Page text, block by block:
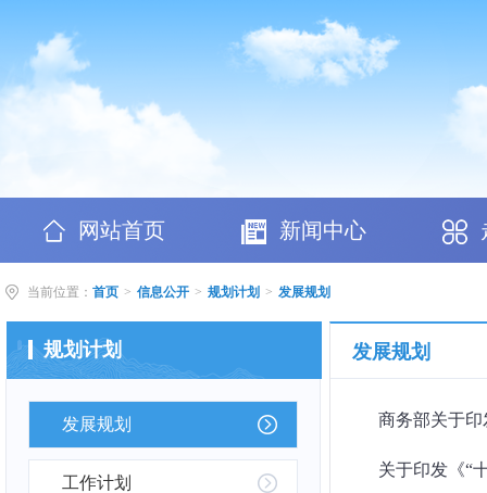
网站首页 新闻中心
当前位置： 首页 > 信息公开 > 规划计划 > 发展规划
规划计划
发展规划
工作计划
发展规划
商务部关于印
关于印发《“